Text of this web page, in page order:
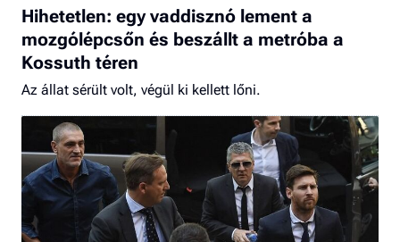
Hihetetlen: egy vaddisznó lement a
mozgólépcsőn és beszállt a metróba a
Kossuth téren
Az állat sérült volt, végül ki kellett lőni.